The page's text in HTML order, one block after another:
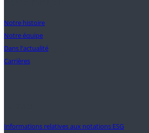
Notre histoire
Notre équipe
Dans l'actualité
Carrières
Informations relatives aux notations ESG